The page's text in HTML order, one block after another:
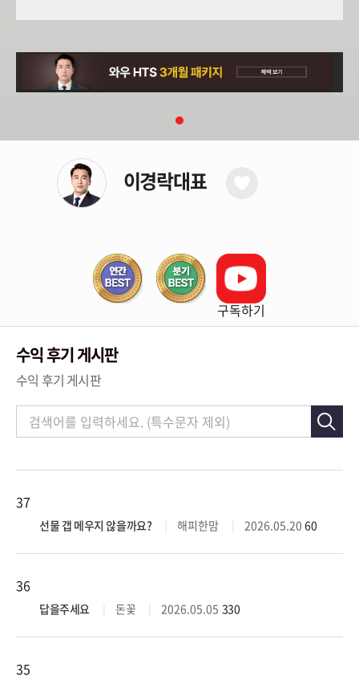
이경락대표
구독하기
수익 후기 게시판
수익 후기 게시판
37
선물 갭 메우지 않을까요? 해피한맘 2026.05.20 60
36
답을주세요 돈꽃 2026.05.05 330
35